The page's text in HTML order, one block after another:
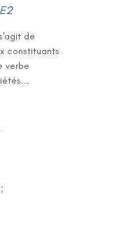
de
constituants
verbe